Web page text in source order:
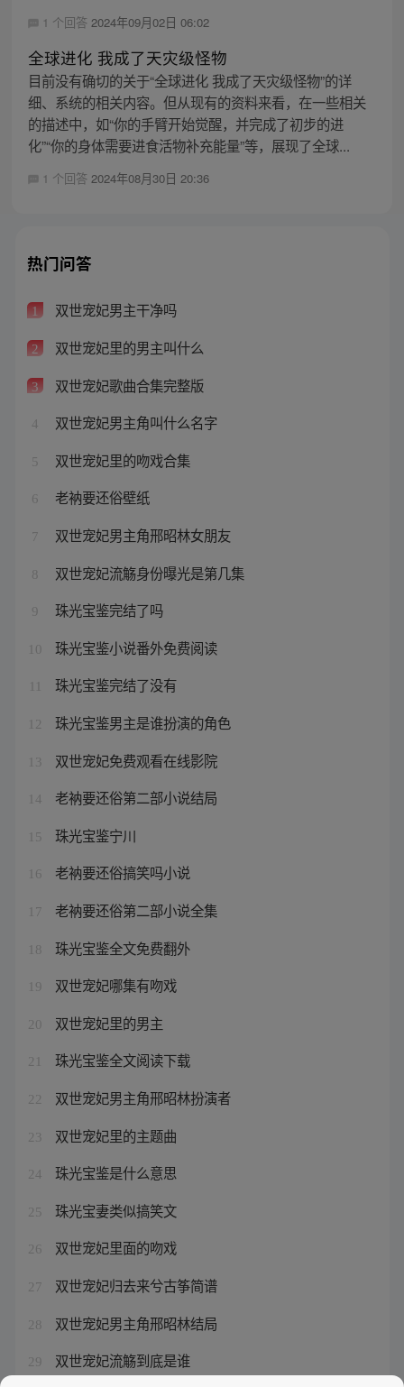
1 个回答 2024年09月02日 06:02
全球进化 我成了天灾级怪物
目前没有确切的关于“全球进化 我成了天灾级怪物”的详
细、系统的相关内容。但从现有的资料来看，在一些相关
的描述中，如“你的手臂开始觉醒，并完成了初步的进
化”“你的身体需要进食活物补充能量”等，展现了全球...
1 个回答 2024年08月30日 20:36
热门问答
1 双世宠妃男主干净吗
2 双世宠妃里的男主叫什么
3 双世宠妃歌曲合集完整版
4 双世宠妃男主角叫什么名字
5 双世宠妃里的吻戏合集
6 老衲要还俗壁纸
7 双世宠妃男主角邢昭林女朋友
8 双世宠妃流觞身份曝光是第几集
9 珠光宝鉴完结了吗
10 珠光宝鉴小说番外免费阅读
珠光宝鉴完结了没有
12 珠光宝鉴男主是谁扮演的角色
13 双世宠妃免费观看在线影院
14 老衲要还俗第二部小说结局
15 珠光宝鉴宁川
16 老衲要还俗搞笑吗小说
17 老衲要还俗第二部小说全集
18 珠光宝鉴全文免费翻外
19 双世宠妃哪集有吻戏
20 双世宠妃里的男主
21 珠光宝鉴全文阅读下载
22 双世宠妃男主角邢昭林扮演者
23 双世宠妃里的主题曲
24 珠光宝鉴是什么意思
25 珠光宝妻类似搞笑文
26 双世宠妃里面的吻戏
27 双世宠妃归去来兮古筝简谱
28 双世宠妃男主角邢昭林结局
29 双世宠妃流觞到底是谁